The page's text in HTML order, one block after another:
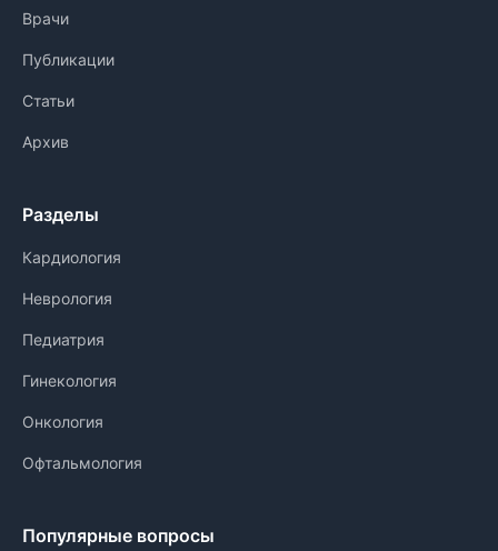
Врачи
Публикации
Статьи
Архив
Разделы
Кардиология
Неврология
Педиатрия
Гинекология
Онкология
Офтальмология
Популярные вопросы